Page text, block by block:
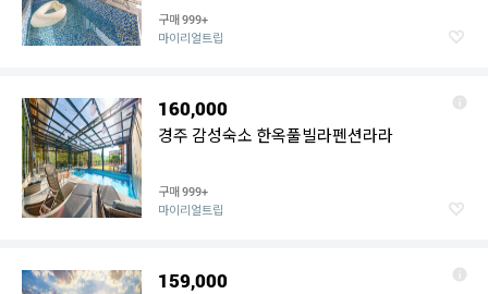
구매999+
마이리얼트립
160,000
경주 감성숙소 한옥풀빌라펜션라라
구매999+
마이리얼트립
159,000